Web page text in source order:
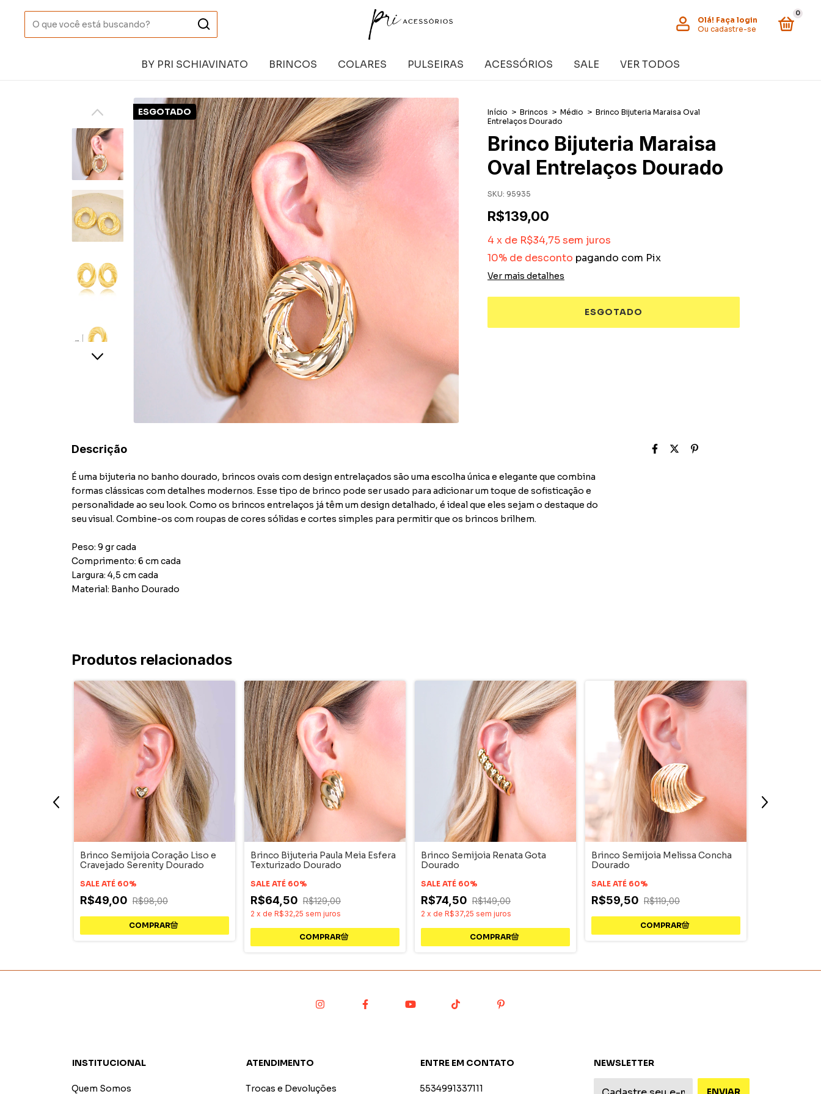
Olá! Faça login
Ou cadastre-se
0
BY PRI SCHIAVINATO BRINCOS COLARES PULSEIRAS ACESSÓRIOS SALE VER TODOS
ESGOTADO Início > Brincos > Médio > Brinco Bijuteria Maraisa Oval
Entrelaços Dourado
Brinco Bijuteria Maraisa
Oval Entrelaços Dourado
SKU: 95935
R$139,00
4 x de R$34,75sem juros
10% de desconto pagando com Pix
Ver mais detalhes
Descrição
É uma bijuteria no banho dourado, brincos ovais com design entrelaçados são uma escolha única e elegante que combina
formas clássicas com detalhes modernos. Esse tipo de brinco pode ser usado para adicionar um toque de sofisticação e
personalidade ao seu look. Como os brincos entrelaços já têm um design detalhado, é ideal que eles sejam o destaque do
seu visual. Combine-os com roupas de cores sólidas e cortes simples para permitir que os brincos brilhem.
Peso: 9 gr cada
Comprimento: 6 cm cada
Largura: 4,5 cm cada
Material: Banho Dourado
Produtos relacionados
Brinco Semijoia Coração Liso e
Cravejado Serenity Dourado
SALE ATÉ 60%
R$49,00 R$98,00
Brinco Bijuteria Paula Meia Esfera
Texturizado Dourado
SALE ATÉ 60%
R$64,50 R$129,00
2 x de R$32,25 sem juros
Brinco Semijoia Renata Gota
Dourado
SALE ATÉ 60%
R$74,50 R$149,00
2 x de R$37,25 sem juros
Brinco Semijoia Melissa Concha
Dourado
SALE ATÉ 60%
R$59,50 R$119,00
INSTITUCIONAL
Quem Somos
ATENDIMENTO
Trocas e Devoluções
ENTRE EM CONTATO
5534991337111
NEWSLETTER